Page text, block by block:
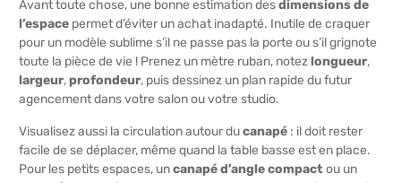
Avant toute chose, une bonne estimation desdimensions de
l’espace permet d’éviter un achat inadapté. Inutile de craquer
pour un modèle sublime s’il ne passe pas la porte ou s’il grignote
toute la pièce de vie ! Prenez un mètre ruban, notezlongueur,
largeur,profondeur, puis dessinez un plan rapide du futur
agencement dans votre salon ou votre studio.
Visualisez aussi la circulation autour ducanapé : il doit rester
facile de se déplacer, même quand la table basse est en place.
Pour les petits espaces, uncanapé d’angle compactou un